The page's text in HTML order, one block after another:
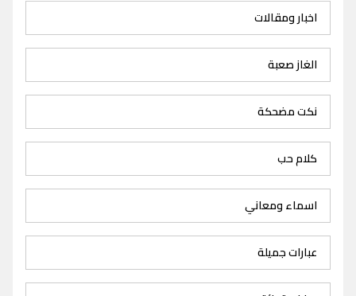
اخبار ومقالات
الغاز صعبة
نكت مضحكة
كلام حب
اسماء ومعاني
عبارات جميلة